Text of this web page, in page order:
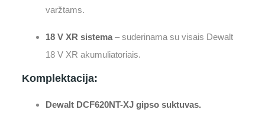
varžtams.
18 V XR sistema – suderinama su visais Dewalt
18 V XR akumuliatoriais.
Komplektacija:
Dewalt DCF620NT-XJ gipso suktuvas.